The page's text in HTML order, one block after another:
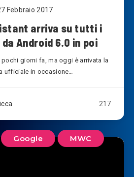
Febbraio 2017
arriva su tutti i
Android 6.0 in poi
giorni fa, ma oggi è arrivata la
ufficiale in occasione…
217
Google MWC